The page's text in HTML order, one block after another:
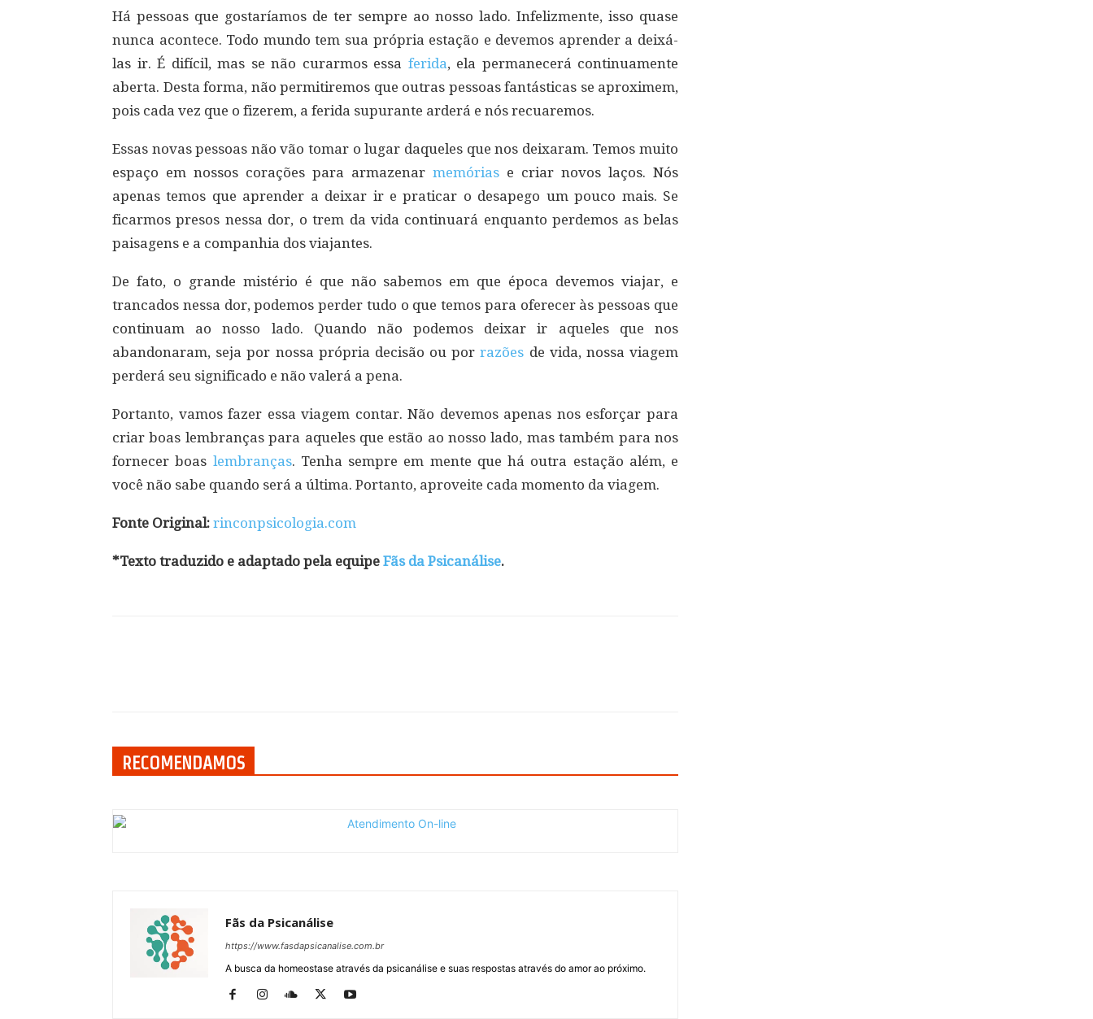
Há pessoas que gostaríamos de ter sempre ao nosso lado. Infelizmente, isso quase
nunca acontece. Todo mundo tem sua própria estação e devemos aprender a deixá-
las ir. É difícil, mas se não curarmos essa ferida, ela permanecerá continuamente
aberta. Desta forma, não permitiremos que outras pessoas fantásticas se aproximem,
pois cada vez que o fizerem, a ferida supurante arderá e nós recuaremos.
Essas novas pessoas não vão tomar o lugar daqueles que nos deixaram. Temos muito
espaço em nossos corações para armazenar memórias e criar novos laços. Nós
apenas temos que aprender a deixar ir e praticar o desapego um pouco mais. Se
ficarmos presos nessa dor, o trem da vida continuará enquanto perdemos as belas
paisagens e a companhia dos viajantes.
De fato, o grande mistério é que não sabemos em que época devemos viajar, e
trancados nessa dor, podemos perder tudo o que temos para oferecer às pessoas que
continuam ao nosso lado. Quando não podemos deixar ir aqueles que nos
abandonaram, seja por nossa própria decisão ou porrazões de vida, nossa viagem
perderá seu significado e não valerá a pena.
Portanto, vamos fazer essa viagem contar. Não devemos apenas nos esforçar para
criar boas lembranças para aqueles que estão ao nosso lado, mas também para nos
fornecer boas lembranças. Tenha sempre em mente que há outra estação além, e
você não sabe quando será a última. Portanto, aproveite cada momento da viagem.
Fonte Original: rinconpsicologia.com
*Texto traduzido e adaptado pela equipe Fãs da Psicanálise.
RECOMENDAMOS
Fãs da Psicanálise
https://www.fasdapsicanalise.com.br
A busca da homeostase através da psicanálise e suas respostas através do amor ao próximo.